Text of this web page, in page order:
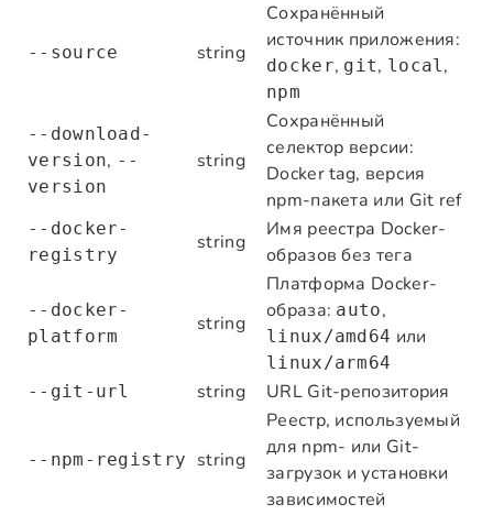
--source string
Сохранённый
источник приложения:
docker, git, local,
npm
--download-
version, --
version
string
Сохранённый
селектор версии:
Docker tag, версия
npm-пакета или Git ref
--docker-
registry
string
Имя реестра Docker-
образов без тега
--docker-
platform
string
Платформа Docker-
образа: auto,
linux/amd64 или
linux/arm64
--git-url
string URL Git-репозитория
--npm-registry string
Реестр, используемый
для npm- или Git-
загрузок и установки
зависимостей